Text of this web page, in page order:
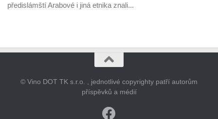
předislámští Arabové i jiná etnika znali...
© Vino DOT TK s.r.o. , jednotlivé copyrighty patří autorům
příspěvků a médií